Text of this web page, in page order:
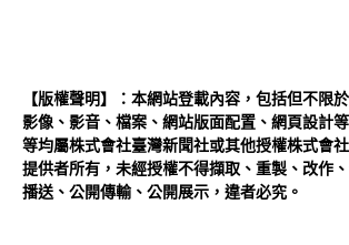
【版權聲明】：本網站登載內容，包括但不限
影像、影音、檔案、網站版面配置、網頁設計
等均屬株式會社臺灣新聞社或其他授權株式會
提供者所有，未經授權不得擷取、重製、改作
播送、公開傳輸、公開展示，違者必究。